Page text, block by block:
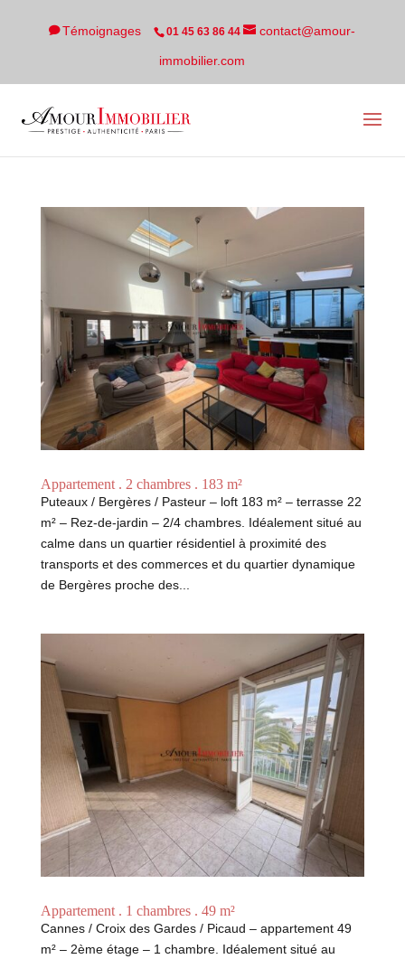
Témoignages 01 45 63 86 44 contact@amour-
immobilier.com
Appartement . 2 chambres . 183 m²
Puteaux / Bergères / Pasteur – loft 183 m² – terrasse 22
m² – Rez-de-jardin – 2/4 chambres. Idéalement situé au
calme dans un quartier résidentiel à proximité des
transports et des commerces et du quartier dynamique
de Bergères proche des...
Appartement . 1 chambres . 49 m²
Cannes / Croix des Gardes / Picaud – appartement 49
m² – 2ème étage – 1 chambre. Idéalement situé au